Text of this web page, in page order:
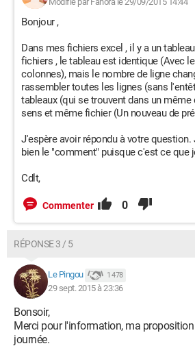
Bonjour ,
Dans mes fichiers excel , il y a un
fichiers , le tableau est identique (Avec
colonnes), mais le nombre de ligne
rassembler toutes les lignes (sans
tableaux (qui se trouvent dans un même
sens et même fichier (Un nouveau de
J'espère avoir répondu à votre
bien le "comment" puisque c'est ce que
Cdlt,
Commenter 0
RÉPONSE 3 / 5
Le Pingou 1 478
29 sept. 2015 à 23:36
Bonsoir,
Merci pour l'information, ma
journée.